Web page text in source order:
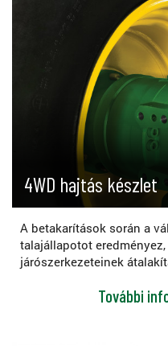
4WD hajtás készlet
A betakarítások során a
talajállapotot
járószerkezeteinek
További